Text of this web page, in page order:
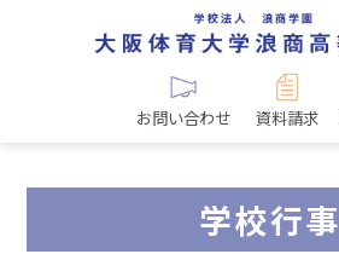
お問い合わせ 資料請求
学校行事